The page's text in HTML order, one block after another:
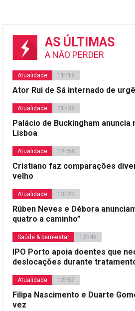
AS ÚLTIMAS
A NÃO PERDER
Atualidade 11h19
Ator Rui de Sá internado de
Atualidade 21h39
Palácio de Buckingham
Lisboa
Atualidade 12h58
Cristiano faz comparações
velho
Atualidade 13h22
Rúben Neves e Débora
quatro a caminho”
Saúde & bem-estar 12h46
IPO Porto apoia doentes que
deslocações durante
Atualidade 12h57
Filipa Nascimento e Duarte
vez